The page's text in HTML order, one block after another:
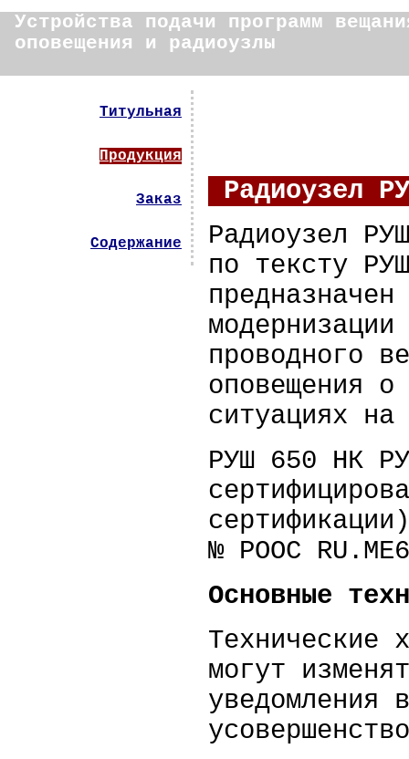
Устройства подачи программ
оповещения и радиоузлы
Титульная
Продукция
Заказ
Содержание
Радиоузел
Радиоузел
по тексту
модернизации
проводного
оповещения о
ситуациях на
РУШ 650 НК
№ POOC
Основные
Технические
могут
уведомления